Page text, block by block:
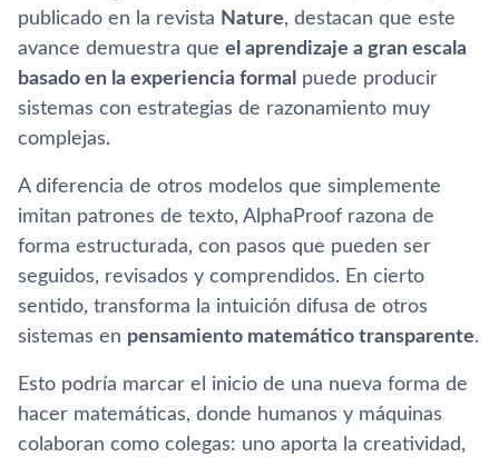
publicado en la revista Nature, destacan que este
avance demuestra que el aprendizaje a gran escala
basado en la experiencia formal puede producir
sistemas con estrategias de razonamiento muy
complejas.
A diferencia de otros modelos que simplemente
imitan patrones de texto, AlphaProof razona de
forma estructurada, con pasos que pueden ser
seguidos, revisados y comprendidos. En cierto
sentido, transforma la intuición difusa de otros
sistemas en pensamiento matemático transparente.
Esto podría marcar el inicio de una nueva forma de
hacer matemáticas, donde humanos y máquinas
colaboran como colegas: uno aporta la creatividad,